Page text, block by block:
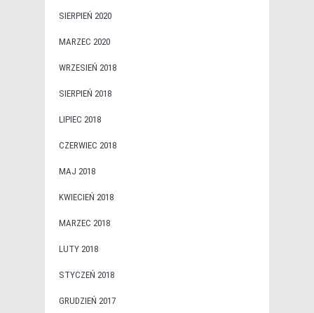
SIERPIEŃ 2020
MARZEC 2020
WRZESIEŃ 2018
SIERPIEŃ 2018
LIPIEC 2018
CZERWIEC 2018
MAJ 2018
KWIECIEŃ 2018
MARZEC 2018
LUTY 2018
STYCZEŃ 2018
GRUDZIEŃ 2017